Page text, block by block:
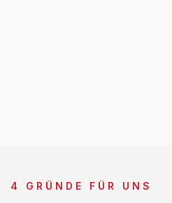
4 GRÜNDE FÜR UNS